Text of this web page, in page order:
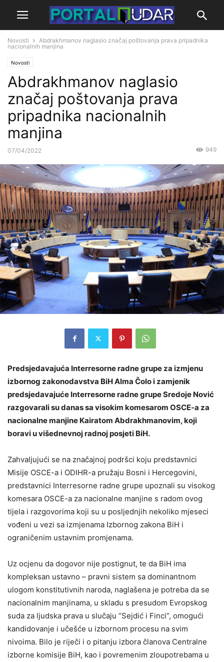
Novosti
Abdrakhmanov naglasio značaj poštovanja prava pripadnika
nacionalnih manjina
Novosti
Abdrakhmanov naglasio
značaj poštovanja prava
pripadnika nacionalnih
manjina
07/04/2022 949
Predsjedavajuća Interresorne radne grupe za izmjenu
izbornog zakonodavstva BiH Alma Čolo i zamjenik
predsjedavajuće Interresorne radne grupe Sredoje Nović
razgovarali su danas sa visokim komesarom OSCE-a za
nacionalne manjine Kairatom Abdrakhmanovim, koji
boravi u višednevnoj radnoj posjeti BiH.
Zahvaljujući se na značajnoj podršci koju predstavnici
Misije OSCE-a i ODIHR-a pružaju Bosni i Hercegovini,
predstavnici Interresorne radne grupe upoznali su visokog
komesara OSCE-a za nacionalne manjine s radom ovog
tijela i razgovorima koji su u posljednjih nekoliko mjeseci
vođeni u vezi sa izmjenama Izbornog zakona BiH i
ograničenim ustavnim promjenama.
Uz ocjenu da dogovor nije postignut, te da BiH ima
kompleksan ustavno – pravni sistem sa dominantnom
ulogom konstitutivnih naroda, naglašena je potreba da se
nacionalnim manjinama, u skladu s presudom Evropskog
suda za ljudska prava u slučaju “Sejdić i Finci”, omogući
kandidovanje i učešće u izbornom procesu na svim
nivoima. Bilo je riječi i o pitanju izbora članova Centralne
izborne komisije BiH, kao i povremenim zloupotrebama u